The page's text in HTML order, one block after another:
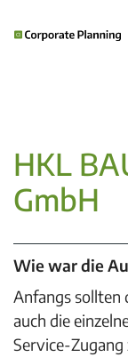
HKL
GmbH
Wie war die
Anfangs sollten
auch die
Service-